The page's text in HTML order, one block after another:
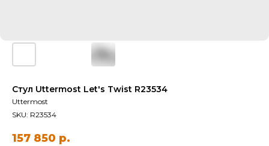
Стул Uttermost Let's Twist R23534
Uttermost
SKU: R23534
157 850 р.